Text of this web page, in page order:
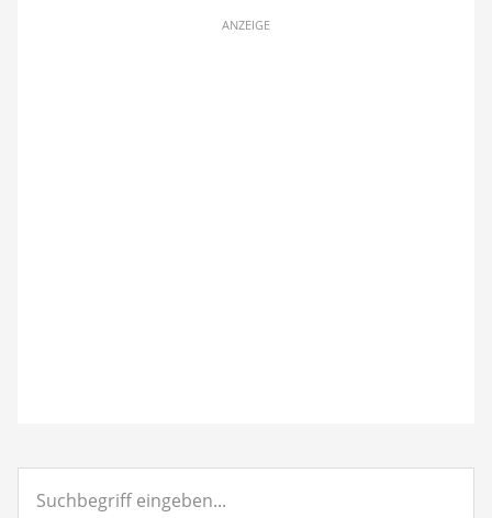
ANZEIGE
eingeben...